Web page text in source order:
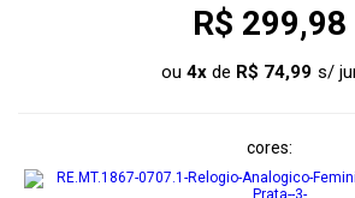
R$ 299,98
ou 4xde R$ 74,99
cores